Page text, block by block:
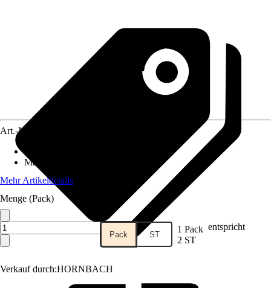
Verkauf durch:HORNBACH
Art.-Nr.
Material
Mehr Artikeldetails
Menge (Pack)
Pack ST 1 Pack entspricht
2 ST